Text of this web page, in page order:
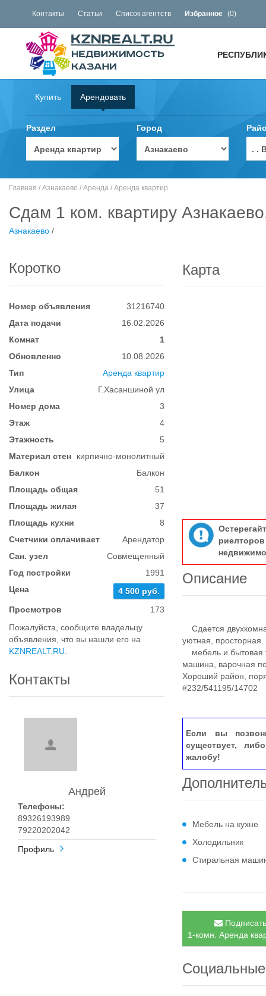
Контакты Статьи Список агентств Избранное (0)
Купить Арендовать
Раздел Город
. .
Главная / Азнакаево / Аренда / Аренда квартир
Сдам 1 ком. квартиру
Азнакаево /
Коротко
Номер объявления
31216740
Дата подачи
16.02.2026
Комнат
1
Обновленно
10.08.2026
Тип
Аренда квартир
Улица
Г.Хасаншиной ул
Номер дома
3
Этаж
4
Этажность
5
Материал стен
кирпично-монолитный
Балкон
Балкон
Площадь общая
51
Площадь жилая
37
Площадь кухни
8
Счетчики оплачивает
Арендатор
Сан. узел
Совмещенный
Год постройки
1991
Цена
4 500 руб.
Просмотров
173
Пожалуйста, сообщите владельцу
объявления, что вы нашли его на
KZNREALT.RU
Контакты
Андрей
Телефоны:
89326193989
79220202042
Профиль
Карта
Описание
Сдается
уютная,
мебель и бытовая
машина, варочная
Хороший район,
#232/541195/14702
Если вы
существует,
жалобу!
Мебель на кухне
Холодильник
Стиральная
1-комн. Аренда